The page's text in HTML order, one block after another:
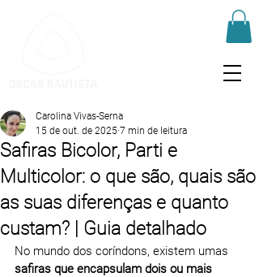
Safiras Bicolor, Parti e
Multicolor: o que são, quais são
as suas diferenças e quanto
custam? | Guia detalhado
Carolina Vivas-Serna
15 de out. de 2025 7 min de leitura
No mundo dos coríndons, existem umas
safiras que encapsulam dois ou mais